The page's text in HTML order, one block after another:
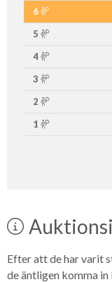
6
5
4
3
2
1
Efter att de har varit
de äntligen komma